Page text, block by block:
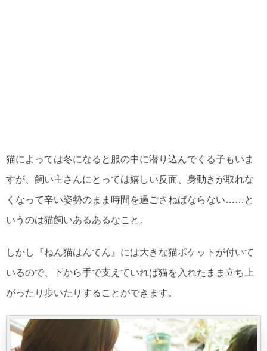
猫によっては冬になると服の中に潜り込んでくる子もいま
すが、飼い主さんにとっては嬉しい反面、身動きが取れな
くなって辛い姿勢のまま時間を過ごさねばならない……と
いうのは猫飼いあるあるなこと。
しかし『ねん猫はんてん』には大きな猫ポケットが付いて
いるので、下から手で支えていれば猫を入れたまま立ち上
がったり歩いたりすることができます。